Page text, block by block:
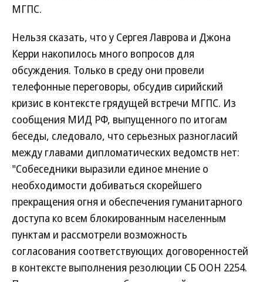
МГПС.
Нельзя сказать, что у Сергея Лаврова и Джона
Керри накопилось много вопросов для
обсуждения. Только в среду они провели
телефонные переговоры, обсудив сирийский
кризис в контексте грядущей встречи МГПС. Из
сообщения МИД РФ, выпущенного по итогам
беседы, следовало, что серьезных разногласий
между главами дипломатических ведомств нет:
"Собеседники выразили единое мнение о
необходимости добиваться скорейшего
прекращения огня и обеспечения гуманитарного
доступа ко всем блокированным населенным
пунктам и рассмотрели возможность
согласования соответствующих договоренностей
в контексте выполнения резолюции СБ ООН 2254.